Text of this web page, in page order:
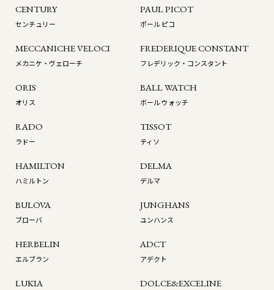
CENTURY
センチュリー
PAUL PICOT
ポール ピコ
MECCANICHE VELOCI
メカニケ・ヴェローチ
FREDERIQUE CONSTANT
フレデリック・コンスタント
ORIS
オリス
BALL WATCH
ボール ウォッチ
RADO
ラドー
TISSOT
ティソ
HAMILTON
ハミルトン
DELMA
デルマ
BULOVA
ブローバ
JUNGHANS
ユンハンス
HERBELIN
エルブラン
ADCT
アデクト
LUKIA DOLCE&EXCELINE